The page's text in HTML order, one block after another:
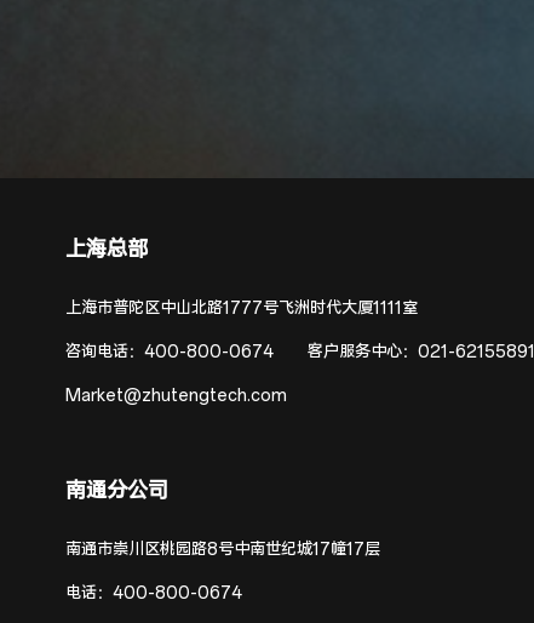
上海总部
上海市普陀区中山北路1777号飞洲时代大厦1111室
咨询电话：400-800-0674 客户服务中心：021-62155891
Market@zhutengtech.com
南通分公司
南通市崇川区桃园路8号中南世纪城17幢17层
电话：400-800-0674